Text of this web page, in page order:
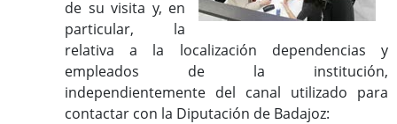
de su visita y, en
particular, la
relativa a la localización dependencias y
empleados de la institución,
independientemente del canal utilizado para
contactar con la Diputación de Badajoz: